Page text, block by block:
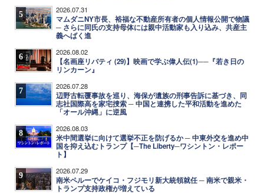
5 2026.07.31
マムダニNY市長、裕福な不動産所有者の個人情報公開で物議
─ さらに同氏の支持母体には親中活動家も入り込み、共産主
義へばく進
6 2026.08.02
【名画座リバティ (29)】映画で学ぶ偉人伝(1)──『若き日の
リンカーン』
7 2026.07.28
辺野古転覆事故を巡り、海保が遺族の刑事告訴に基づき、同
志社国際高を家宅捜索 ─ 中国と連携した平和活動を進めた
「オール沖縄」に逆風
8 2026.08.03
米中間選挙に向けて選挙不正を防げるか ─ 中東外交を進め中
国を抑え込むトランプ【─The Liberty─ワシントン・レポー
ト】
9 2026.07.29
南米ペルーでケイコ・フジモリ新大統領就任 ─ 南米で親米・
トランプ支持政権が増えている